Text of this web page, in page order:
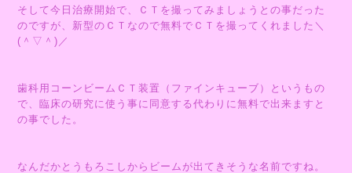
そして今日治療開始で、ＣＴを撮ってみましょうとの事だった
のですが、新型のＣＴなので無料でＣＴを撮ってくれました＼
(＾▽＾)／
歯科用コーンビームＣＴ装置（ファインキューブ）というもの
で、臨床の研究に使う事に同意する代わりに無料で出来ますと
の事でした。
なんだかとうもろこしからビームが出てきそうな名前ですね。